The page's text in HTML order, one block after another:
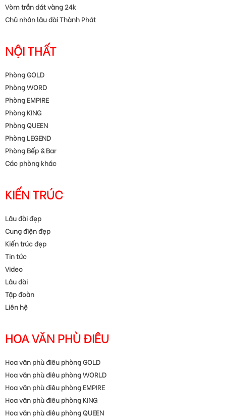
Vòm trần dát vàng 24k
Chủ nhân lâu đài Thành Phát
NỘI THẤT
Phòng GOLD
Phòng WORD
Phòng EMPIRE
Phòng KING
Phòng QUEEN
Phòng LEGEND
Phòng Bếp & Bar
Các phòng khác
KIẾN TRÚC
Lâu đài đẹp
Cung điện đẹp
Kiến trúc đẹp
Tin tức
Video
Lâu đài
Tập đoàn
Liên hệ
HOA VĂN PHÙ ĐIÊU
Hoa văn phù điêu phòng GOLD
Hoa văn phù điêu phòng WORLD
Hoa văn phù điêu phòng EMPIRE
Hoa văn phù điêu phòng KING
Hoa văn phù điêu phòng QUEEN